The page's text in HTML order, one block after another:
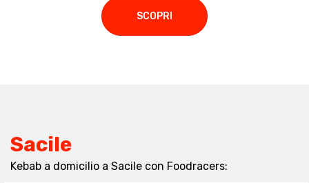
SCOPRI
Sacile
Kebab a domicilio a Sacile con Foodracers: